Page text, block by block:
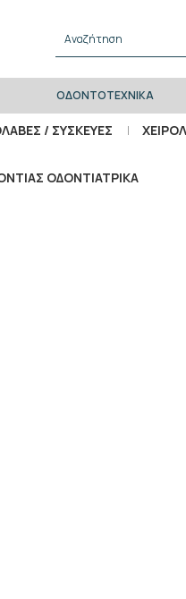
ΟΔΟΝΤΟΤΕΧΝΙΚΑ
/ ΣΥΣΚΕΥΕΣ